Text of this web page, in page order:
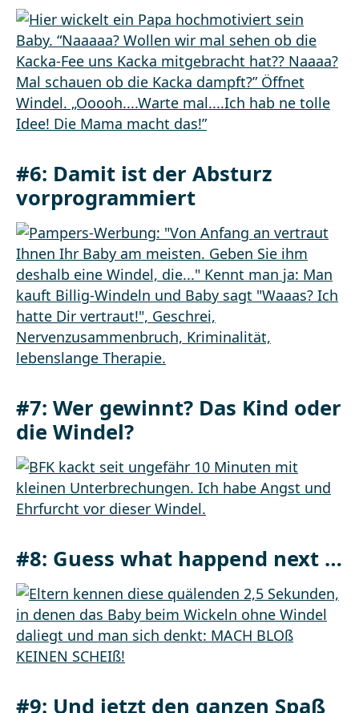
#6: Damit ist der Absturz
vorprogrammiert
#7: Wer gewinnt? Das Kind oder
die Windel?
#8: Guess what happend next …
#9: Und jetzt den ganzen Spaß